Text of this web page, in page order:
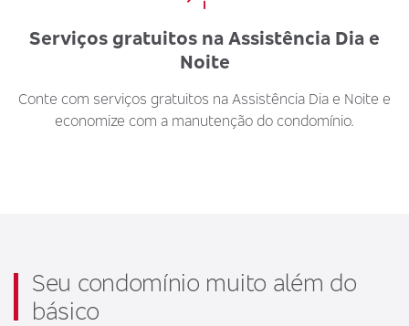
Serviços gratuitos na Assistência Dia e
Noite
Conte com serviços gratuitos na Assistência Dia e Noite e
economize com a manutenção do condomínio.
Seu condomínio muito além do
básico